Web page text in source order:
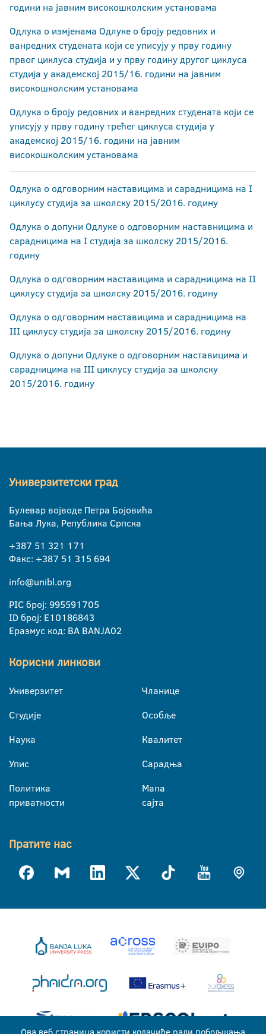
години на јавним високошколским установама
Одлука о измјенама Одлуке о броју редовних и
ванредних студената који се уписују у прву годину
првог циклуса студија и у прву годину другог циклуса
студија у академској 2015/16. години на јавним
високошколским установама
Одлука о броју редовних и ванредних студената који се
уписују у прву годину трећег циклуса студија у
академској 2015/16. години на јавним
високошколским установама
Одлука о одговорним наставицима и сарадницима на I
циклусу студија за школску 2015/2016. годину
Одлука о допуни Одлуке о одговорним наставницима и
сарадницима на I студија за школску 2015/2016.
годину
Одлука о одговорним наставицима и сарадницима на II
циклусу студија за школску 2015/2016. годину
Одлука о одговорним наставицима и сарадницима на
III циклусу студија за школску 2015/2016. годину
Одлука о допуни Одлуке о одговорним наставицима и
сарадницима на III циклусу студија за школску
2015/2016. годину
Универзитетски град
Булевар војводе Петра Бојовића
Бања Лука, Република Српска
+387 51 321 171
Факс: +387 51 315 694
info@unibl.org
PIC број: 995591705
ID број: E10186843
Еразмус код: BA BANJA02
Корисни линкови
Универзитет
Студије
Наука
Упис
Политика
приватности
Чланице
Особље
Квалитет
Сарадња
Мапа
сајта
Пратите нас